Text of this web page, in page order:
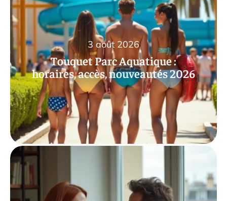
Touquet Parc Aquatique :
horaires, accès, nouveautés 2026
3 août 2026